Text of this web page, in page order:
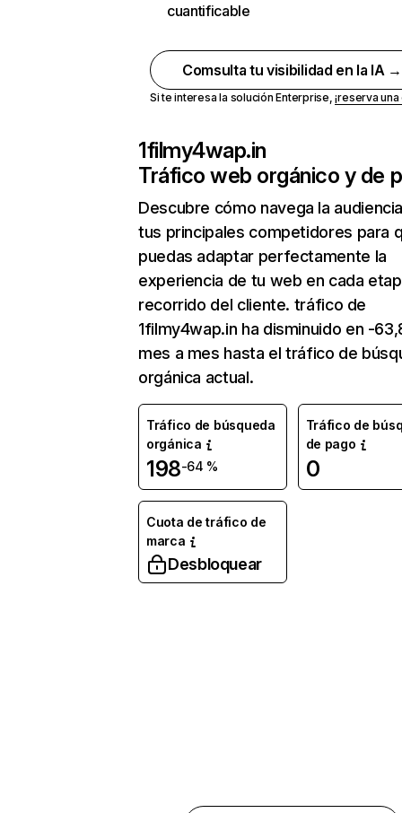
cuantificable
Comsulta tu visibilidad en la IA →
Si te interesa la solución Enterprise,¡reserva
1filmy4wap.in
Tráfico web orgánico y de
Descubre cómo navega la
tus principales competidores para
puedas adaptar perfectamente la
experiencia de tu web en cada
recorrido del cliente. tráfico de
1filmy4wap.in ha disminuido en -
mes a mes hasta el tráfico de
orgánica actual.
Tráfico de búsqueda
orgánica
198-64 %
Tráfico de
de pago
0
Cuota de tráfico de
marca
Desbloquear